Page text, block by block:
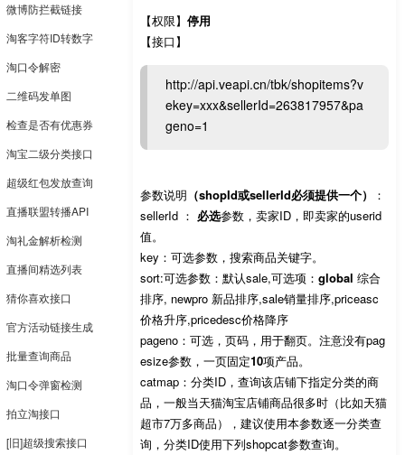
微博防拦截链接
淘客字符ID转数字
淘口令解密
二维码发单图
检查是否有优惠券
淘宝二级分类接口
超级红包发放查询
直播联盟转播API
淘礼金解析检测
直播间精选列表
猜你喜欢接口
官方活动链接生成
批量查询商品
淘口令弹窗检测
拍立淘接口
[旧]超级搜索接口
【权限】停用
【接口】
http://api.veapi.cn/tbk/shopitems?v
ekey=xxx&sellerId=263817957&pa
geno=1
参数说明 （shopId或sellerId必须提供一个）
：
sellerId ： 必选参数，卖家ID，即卖家的userid
值。
key：可选参数，搜索商品关键字。
sort:可选参数：默认sale,可选项：global综合
排序, newpro 新品排序,sale销量排序,priceasc
价格升序,pricedesc价格降序
pageno：可选，页码，用于翻页。注意没有pag
esize参数，一页固定10项产品。
catmap：分类ID，查询该店铺下指定分类的商
品，一般当天猫淘宝店铺商品很多时（比如天猫
超市7万多商品），建议使用本参数逐一分类查
询，分类ID使用下列shopcat参数查询。